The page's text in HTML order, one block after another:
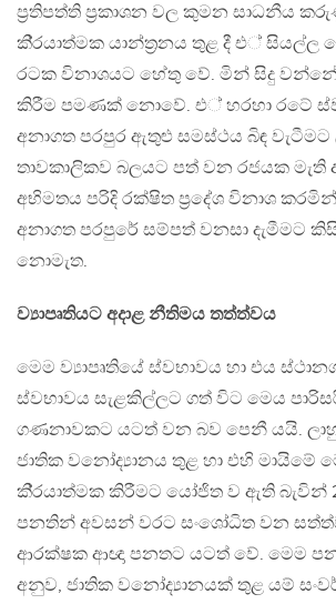
ප‍්‍රතිපත්ති ප‍්‍රකාශන වල කුමන සාධනීය
කි‍්‍රයාත්මක යාන්ත‍්‍රනය තුළ දී එ් සියල්ල
රටක විනාශයට හේතු වේ. මින් සිදු වන්නේ
කිරීම පමණක් නොවේ. එ් හරහා රටේ
අනාගත පරපුර ඇතුළු සමස්ථය බිඳ
තාවකාලිකව බලයට පත් වන රජයක
අභිමතය පරිදි රක්ෂිත ප‍්‍රදේශ විනාශ
අනාගත පරපුරේ සම්පත් වනසා දැමීමට
නොමැත.
ව්‍යාපෘතියට අදාළ නීතිමය තත්ත්වය
මෙම ව්‍යාපෘතියේ ස්වභාවය හා එය
ස්වභාවය සැළකිල්ලට ගත් විට මෙය
ගණනාවකට යටත් වන බව පෙනී යයි.
ජාතික වනෝද්‍යානය තුළ හා එහි මායිමේ
කි‍්‍රයාත්මක කිරීමට යෝජිත ව ඇති බැවින්
පනතින් අවසන් වරට සංශෝධිත වන
ආරක්ෂක ආඥා පනතට යටත් වේ. මෙම
අනුව, ජාතික වනෝද්‍යානයක් තුළ යම්